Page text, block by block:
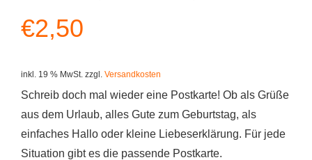
€2,50
inkl. 19 % MwSt. zzgl. Versandkosten
Schreib doch mal wieder eine Postkarte! Ob als Grüße
aus dem Urlaub, alles Gute zum Geburtstag, als
einfaches Hallo oder kleine Liebeserklärung. Für jede
Situation gibt es die passende Postkarte.